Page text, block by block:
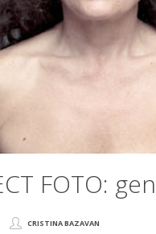
FOTO:
CRISTINA BAZAVAN